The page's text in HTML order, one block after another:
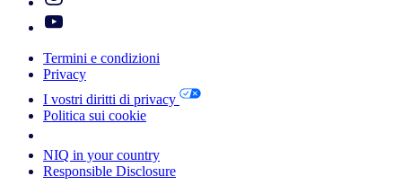
Termini e condizioni
Privacy
I vostri diritti di privacy
Politica sui cookie
NIQ in your country
Responsible Disclosure